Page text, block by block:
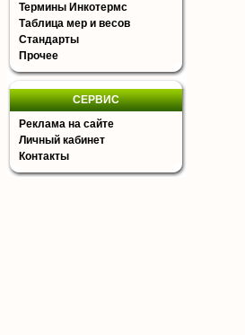
Термины Инкотермс
Таблица мер и весов
Стандарты
Прочее
СЕРВИС
Реклама на сайте
Личный кабинет
Контакты